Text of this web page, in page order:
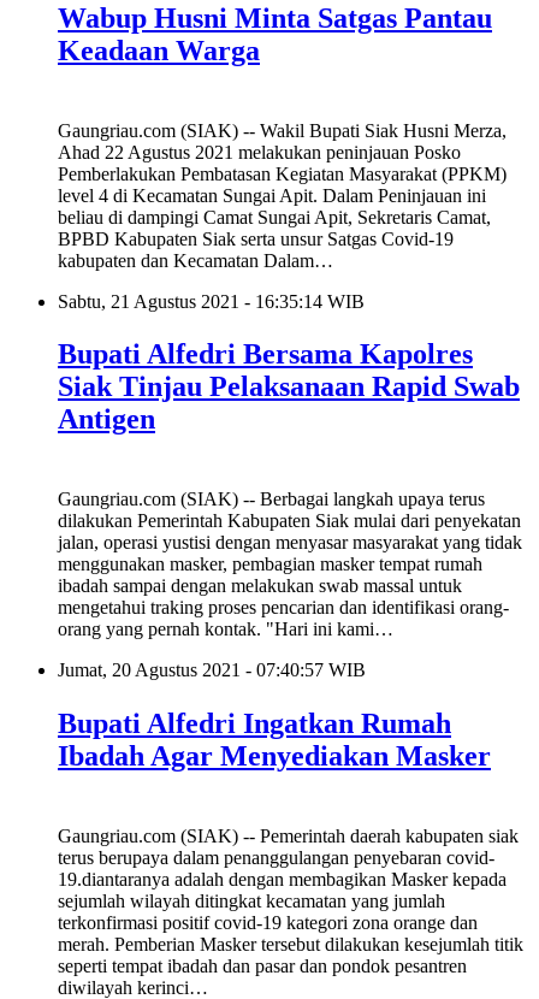
Wabup Husni Minta Satgas Pantau
Keadaan Warga
Gaungriau.com (SIAK) -- Wakil Bupati Siak Husni Merza,
Ahad 22 Agustus 2021 melakukan peninjauan Posko
Pemberlakukan Pembatasan Kegiatan Masyarakat (PPKM)
level 4 di Kecamatan Sungai Apit. Dalam Peninjauan ini
beliau di dampingi Camat Sungai Apit, Sekretaris Camat,
BPBD Kabupaten Siak serta unsur Satgas Covid-19
kabupaten dan Kecamatan Dalam…
Sabtu, 21 Agustus 2021 - 16:35:14 WIB
Bupati Alfedri Bersama Kapolres
Siak Tinjau Pelaksanaan Rapid Swab
Antigen
Gaungriau.com (SIAK) -- Berbagai langkah upaya terus
dilakukan Pemerintah Kabupaten Siak mulai dari penyekatan
jalan, operasi yustisi dengan menyasar masyarakat yang tidak
menggunakan masker, pembagian masker tempat rumah
ibadah sampai dengan melakukan swab massal untuk
mengetahui traking proses pencarian dan identifikasi orang-
orang yang pernah kontak. "Hari ini kami…
Jumat, 20 Agustus 2021 - 07:40:57 WIB
Bupati Alfedri Ingatkan Rumah
Ibadah Agar Menyediakan Masker
Gaungriau.com (SIAK) -- Pemerintah daerah kabupaten siak
terus berupaya dalam penanggulangan penyebaran covid-
19.diantaranya adalah dengan membagikan Masker kepada
sejumlah wilayah ditingkat kecamatan yang jumlah
terkonfirmasi positif covid-19 kategori zona orange dan
merah. Pemberian Masker tersebut dilakukan kesejumlah titik
seperti tempat ibadah dan pasar dan pondok pesantren
diwilayah kerinci…